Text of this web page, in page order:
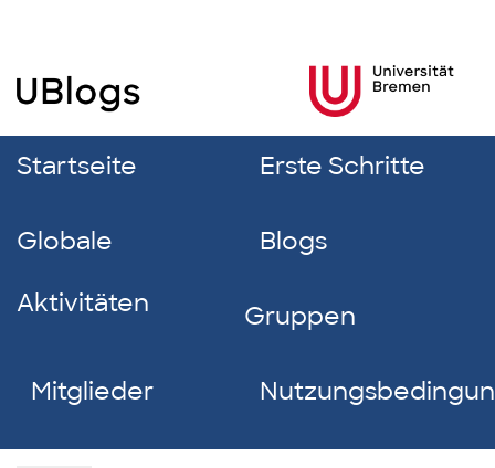
Startseite Erste Schritte
Globale
Aktivitäten
Blogs
Gruppen
Mitglieder